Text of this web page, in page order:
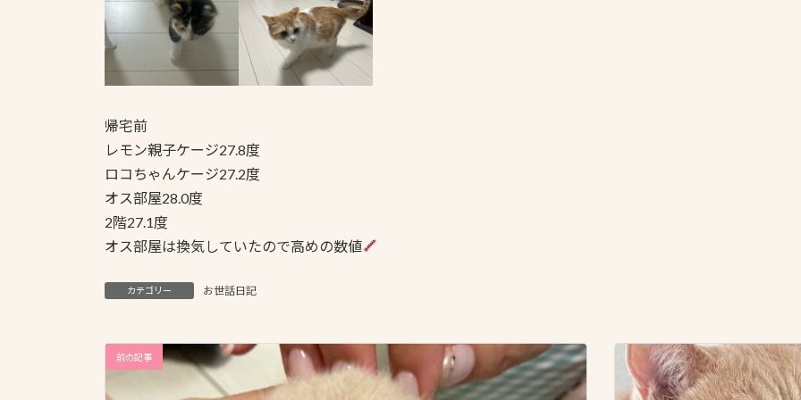
帰宅前
レモン親子ケージ27.8度
ロコちゃんケージ27.2度
オス部屋28.0度
2階27.1度
オス部屋は換気していたので高めの数値
カテゴリー お世話日記
前の記事